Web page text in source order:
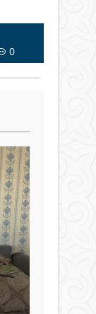
0